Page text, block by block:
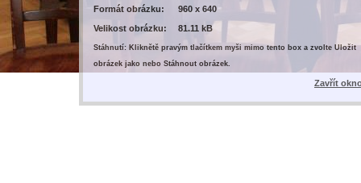
Formát obrázku:
960 x 640
Velikost obrázku:
81.11 kB
Stáhnutí: Kliknětě pravým tlačítkem myši mimo tento box a zvolte Uložit
obrázek jako nebo Stáhnout obrázek.
Zavřít